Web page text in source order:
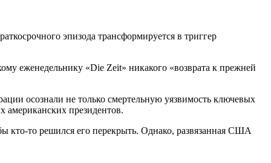
эпизода трансформируется в триггер
еженедельнику «Die Zeit» никакого «возврата к прежней
осознали не только смертельную уязвимость ключевых
американских президентов.
кто-то решился его перекрыть. Однако, развязанная США